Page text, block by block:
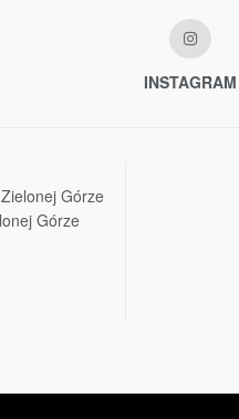
INSTAGRAM
Górze
Górze